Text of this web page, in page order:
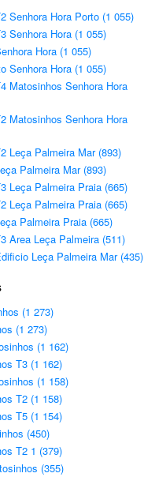
Senhora Hora Porto (1 055)
Senhora Hora (1 055)
Hora (1 055)
Senhora Hora (1 055)
Matosinhos Senhora Hora
Matosinhos Senhora Hora
Leça Palmeira Mar (893)
Palmeira Mar (893)
Leça Palmeira Praia (665)
Leça Palmeira Praia (665)
Palmeira Praia (665)
Area Leça Palmeira (511)
Leça Palmeira Mar (435)
(1 273)
(1 273)
(1 162)
T3 (1 162)
(1 158)
T2 (1 158)
T5 (1 154)
(450)
T2 1 (379)
(355)